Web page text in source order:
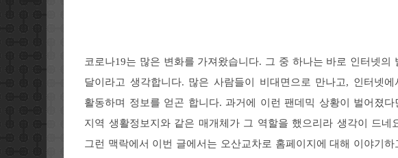
코로나19는 많은 변화를 가져왔습니다. 그 중 하나는 바로 인터넷의
달이라고 생각합니다. 많은 사람들이 비대면으로 만나고, 인터넷에
활동하며 정보를 얻곤 합니다. 과거에 이런 팬데믹 상황이 벌어졌다
지역 생활정보지와 같은 매개체가 그 역할을 했으리라 생각이 드네
그런 맥락에서 이번 글에서는 오산교차로 홈페이지에 대해 이야기하